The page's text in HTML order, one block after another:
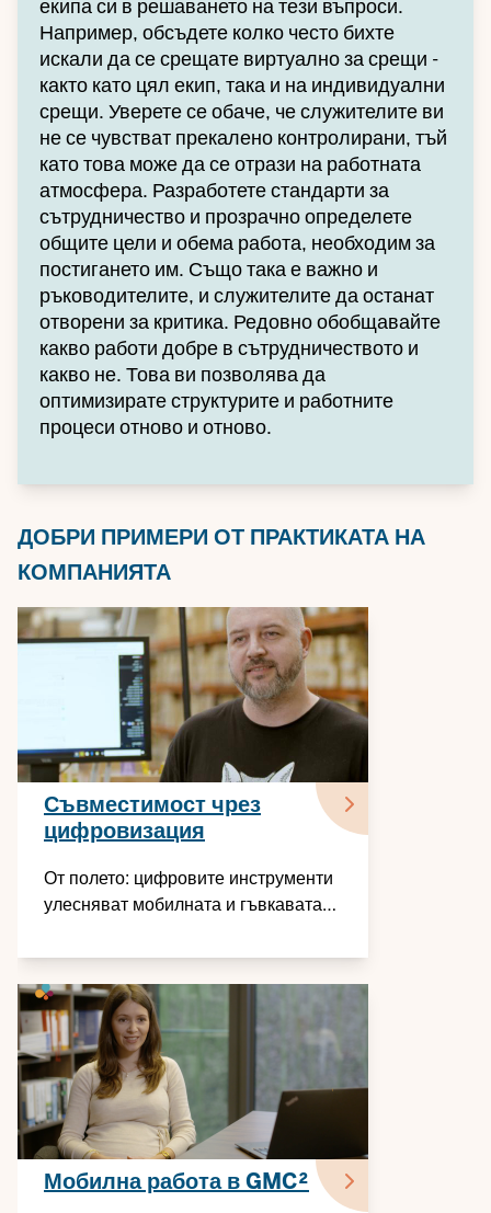
екипа си в решаването на тези въпроси.
Например, обсъдете колко често бихте
искали да се срещате виртуално за срещи -
както като цял екип, така и на индивидуални
срещи. Уверете се обаче, че служителите ви
не се чувстват прекалено контролирани, тъй
като това може да се отрази на работната
атмосфера. Разработете стандарти за
сътрудничество и прозрачно определете
общите цели и обема работа, необходим за
постигането им. Също така е важно и
ръководителите, и служителите да останат
отворени за критика. Редовно обобщавайте
какво работи добре в сътрудничеството и
какво не. Това ви позволява да
оптимизирате структурите и работните
процеси отново и отново.
ДОБРИ ПРИМЕРИ ОТ ПРАКТИКАТА НА
КОМПАНИЯТА
Съвместимост чрез
цифровизация
От полето: цифровите инструменти
улесняват мобилната и гъвкавата
Мобилна работа в GMC²